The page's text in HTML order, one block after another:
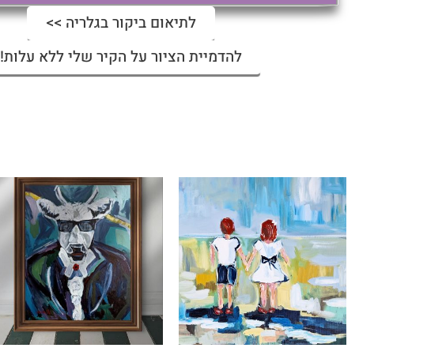
לתיאום ביקור בגלריה >>
להדמיית הציור על הקיר שלי ללא עלות!